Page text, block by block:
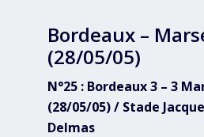
Bordeaux –
(28/05/05)
N°25 : Bordeaux 3 – 3
(28/05/05) / Stade
Delmas